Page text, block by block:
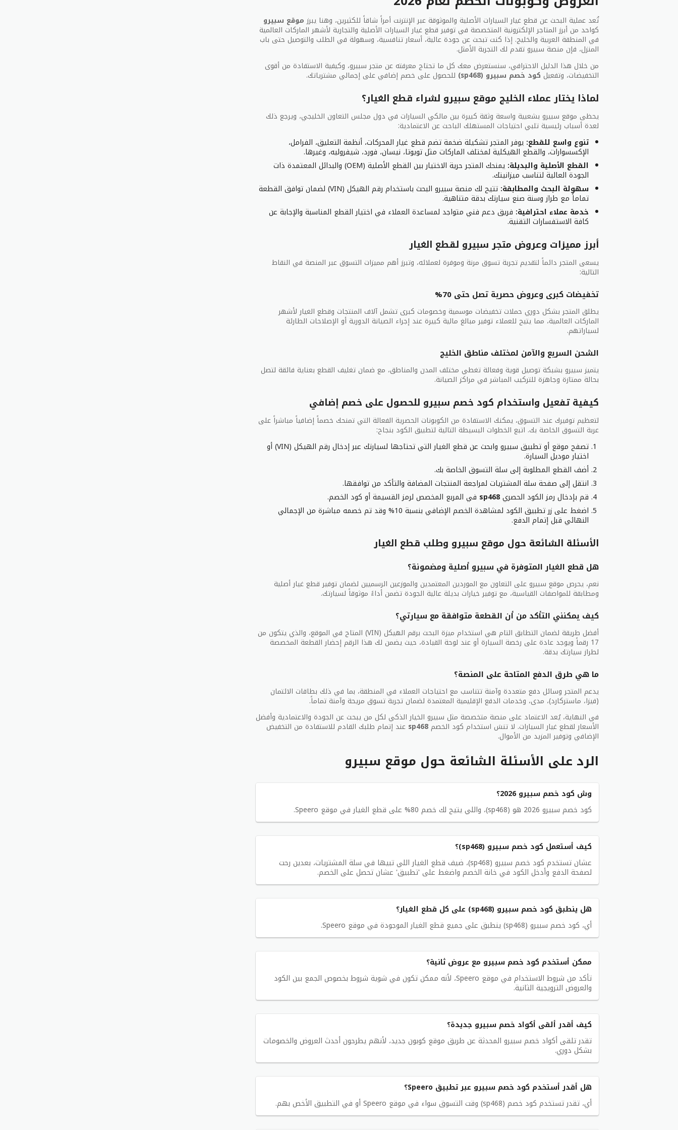
تُعد عملية البحث عن قطع غيار السيارات الأصلية والموثوقة عبر الإنترنت أمراً شاقاً للكثيرين، وهنا يبرز موقع سبيرو
كواحد من أبرز المتاجر الإلكترونية المتخصصة في توفير قطع غيار السيارات الأصلية والتجارية لأشهر الماركات العالمية
في المنطقة العربية والخليج. إذا كنت تبحث عن جودة عالية، أسعار تنافسية، وسهولة في الطلب والتوصيل حتى باب
المنزل، فإن منصة سبيرو تقدم لك التجربة الأمثل.
من خلال هذا الدليل الاحترافي، سنستعرض معك كل ما تحتاج معرفته عن متجر سبيرو، وكيفية الاستفادة من أقوى
التخفيضات، وتفعيل كود خصم سبيرو (sp468
) للحصول على خصم إضافي على إجمالي مشترياتك.
لماذا يختار عملاء الخليج موقع سبيرو لشراء قطع الغيار؟
يحظى موقع سبيرو بشعبية واسعة وثقة كبيرة بين مالكي السيارات في دول مجلس التعاون الخليجي، ويرجع ذلك
لعدة أسباب رئيسية تلبي احتياجات المستهلك الباحث عن الاعتمادية:
تنوع واسع للقطع: يوفر المتجر تشكيلة ضخمة تضم قطع غيار المحركات، أنظمة التعليق، الفرامل،
الإكسسوارات، والقطع الهيكلية لمختلف الماركات مثل تويوتا، نيسان، فورد، شيفروليه، وغيرها.
القطع الأصلية والبديلة:
يمنحك المتجر حرية الاختيار بين القطع الأصلية (OEM) والبدائل المعتمدة ذات
الجودة العالية لتناسب ميزانيتك.
سهولة البحث والمطابقة:
تتيح لك منصة سبيرو البحث باستخدام رقم الهيكل (VIN) لضمان توافق القطعة
تماماً مع طراز وسنة صنع سيارتك بدقة متناهية.
خدمة عملاء احترافية: فريق دعم فني متواجد لمساعدة العملاء في اختيار القطع المناسبة والإجابة عن
كافة الاستفسارات التقنية.
أبرز مميزات وعروض متجر سبيرو لقطع الغيار
يسعى المتجر دائماً لتقديم تجربة تسوق مرنة وموفرة لعملائه، وتبرز أهم مميزات التسوق عبر المنصة في النقاط
التالية:
تخفيضات كبرى وعروض حصرية تصل حتى 70%
يطلق المتجر بشكل دوري حملات تخفيضات موسمية وخصومات كبرى تشمل آلاف المنتجات وقطع الغيار لأشهر
الماركات العالمية، مما يتيح للعملاء توفير مبالغ مالية كبيرة عند إجراء الصيانة الدورية أو الإصلاحات الطارئة
لسياراتهم.
الشحن السريع والآمن لمختلف مناطق الخليج
يتميز سبيرو بشبكة توصيل قوية وفعالة تغطي مختلف المدن والمناطق، مع ضمان تغليف القطع بعناية فائقة لتصل
بحالة ممتازة وجاهزة للتركيب المباشر في مراكز الصيانة.
كيفية تفعيل واستخدام كود خصم سبيرو للحصول على خصم إضافي
لتعظيم توفيرك عند التسوق، يمكنك الاستفادة من الكوبونات الحصرية الفعالة التي تمنحك خصماً إضافياً مباشراً على
عربة التسوق الخاصة بك. اتبع الخطوات البسيطة التالية لتطبيق الكود بنجاح:
تصفح موقع أو تطبيق سبيرو وابحث عن قطع الغيار التي تحتاجها لسيارتك عبر إدخال رقم الهيكل (VIN) أو
اختيار موديل السيارة.
أضف القطع المطلوبة إلى سلة التسوق الخاصة بك.
انتقل إلى صفحة سلة المشتريات لمراجعة المنتجات المضافة والتأكد من توافقها.
قم بإدخال رمز الكود الحصريsp468 في المربع المخصص لرمز القسيمة أو كود الخصم.
اضغط على زر تطبيق الكود لمشاهدة الخصم الإضافي بنسبة 10% وقد تم خصمه مباشرة من الإجمالي
النهائي قبل إتمام الدفع.
الأسئلة الشائعة حول موقع سبيرو وطلب قطع الغيار
هل قطع الغيار المتوفرة في سبيرو أصلية ومضمونة؟
نعم، يحرص موقع سبيرو على التعاون مع الموردين المعتمدين والموزعين الرسميين لضمان توفير قطع غيار أصلية
ومطابقة للمواصفات القياسية، مع توفير خيارات بديلة عالية الجودة تضمن أداءً موثوقاً لسيارتك.
كيف يمكنني التأكد من أن القطعة متوافقة مع سيارتي؟
أفضل طريقة لضمان التطابق التام هي استخدام ميزة البحث برقم الهيكل (VIN) المتاح في الموقع، والذي يتكون من
17 رقماً ويوجد عادة على رخصة السيارة أو عند لوحة القيادة، حيث يضمن لك هذا الرقم إحضار القطعة المخصصة
لطراز سيارتك بدقة.
ما هي طرق الدفع المتاحة على المنصة؟
يدعم المتجر وسائل دفع متعددة وآمنة تتناسب مع احتياجات العملاء في المنطقة، بما في ذلك بطاقات الائتمان
(فيزا، ماستركارد)، مدى، وخدمات الدفع الإقليمية المعتمدة لضمان تجربة تسوق مريحة وآمنة تماماً.
في النهاية، يُعد الاعتماد على منصة متخصصة مثل سبيرو الخيار الذكي لكل من يبحث عن الجودة والاعتمادية وأفضل
الأسعار لقطع غيار السيارات. لا تنسَ استخدام كود الخصم sp468 عند إتمام طلبك القادم للاستفادة من التخفيض
الإضافي وتوفير المزيد من الأموال.
الرد على الأسئلة الشائعة حول موقع سبيرو
وش كود خصم سبيرو 2026؟
كود خصم سبيرو 2026 هو (sp468)، واللي يتيح لك خصم 80% على قطع الغيار في موقع Speero.
كيف أستعمل كود خصم سبيرو (sp468)؟
عشان تستخدم كود خصم سبيرو (sp468)، ضيف قطع الغيار اللي تبيها في سلة المشتريات، بعدين رحت
لصفحة الدفع وأدخل الكود في خانة الخصم واضغط على 'تطبيق' عشان تحصل على الخصم.
هل ينطبق كود خصم سبيرو (sp468) على كل قطع الغيار؟
أي، كود خصم سبيرو (sp468) ينطبق على جميع قطع الغيار الموجودة في موقع Speero.
ممكن أستخدم كود خصم سبيرو مع عروض ثانية؟
تأكد من شروط الاستخدام في موقع Speero، لأنه ممكن تكون في شوية شروط بخصوص الجمع بين الكود
والعروض الترويجية الثانية.
كيف أقدر ألقى أكواد خصم سبيرو جديدة؟
تقدر تلقى أكواد خصم سبيرو المحدثة عن طريق موقع كوبون جديد، لأنهم يطرحون أحدث العروض والخصومات
بشكل دوري.
هل أقدر أستخدم كود خصم سبيرو عبر تطبيق Speero؟
أي، تقدر تستخدم كود خصم (sp468) وقت التسوق سواء في موقع Speero أو في التطبيق الأخص بهم.